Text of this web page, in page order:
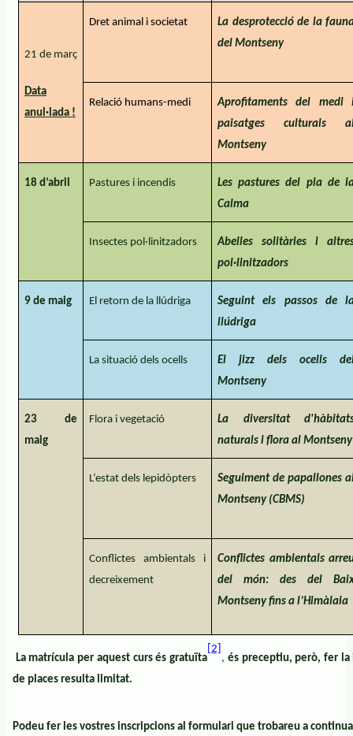
21 de març
Data
anul·lada !
Dret animal i societat
La desprotecció de la
del Montseny
Relació humans-medi
Aprofitaments del medi
paisatges culturals
Montseny
18 d’abril Pastures i incendis
Les pastures del pla de
Calma
Insectes pol·linitzadors
Abelles solitàries i
pol·linitzadors
9 de maig El retorn de la llúdriga
Seguint els passos de
llúdriga
La situació dels ocells
El jizz dels ocells
Montseny
23 de
maig
Flora i vegetació
La diversitat
naturals i flora al Montseny
L’estat dels lepidòpters
Seguiment de papallones
Montseny (CBMS)
Conflictes ambientals i
decreixement
Conflictes ambientals
del món: des del
Montseny fins a l’Himàlaia
La matrícula per aquest curs és gratuïta
[2]
, és preceptiu, però, fer
de places resulta limitat.
Podeu fer les vostres inscripcions al formulari que trobareu a